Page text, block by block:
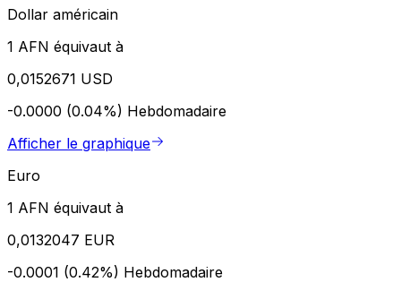
Dollar américain
1 AFN équivaut à
0,0152671 USD
-0.0000 (0.04%) Hebdomadaire
Afficher le graphique
Euro
1 AFN équivaut à
0,0132047 EUR
-0.0001 (0.42%) Hebdomadaire